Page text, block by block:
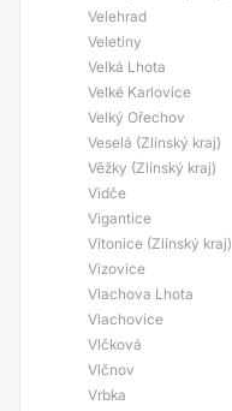
Velehrad
Veletiny
Velká Lhota
Velké Karlovice
Velký Ořechov
Veselá (Zlínský kraj)
Věžky (Zlínský kraj)
Vidče
Vigantice
Vítonice (Zlínský kraj)
Vizovice
Vlachova Lhota
Vlachovice
Vlčková
Vlčnov
Vrbka